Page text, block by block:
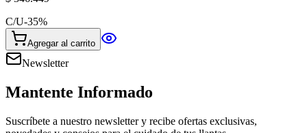
C/U-35%
Agregar al carrito
Newsletter
Mantente Informado
Suscríbete a nuestro newsletter y recibe ofertas exclusivas,